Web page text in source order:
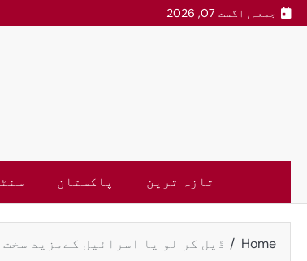
جمعہ, اگست 07, 2026
تازہ ترین پاکستان
Home ڈیل کر لو یا اسرائیل کےمزید